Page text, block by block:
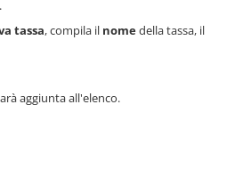
.
tassa, compila il nomedella tassa, il
aggiunta all'elenco.